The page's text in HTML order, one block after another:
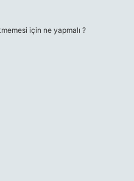
için ne yapmalı ?